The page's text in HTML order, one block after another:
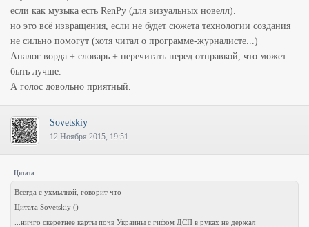
если как музыка есть RenPy (для визуальных новелл).
но это всё извращения, если не будет сюжета технологии создания
не сильно помогут (хотя читал о программе-журналисте...)
Аналог ворда + словарь + перечитать перед отправкой, что может
быть лучше.
А голос довольно приятный.
Sovetskiy
12 Ноября 2015, 19:51
Цитата
Всегда с ухмылкой, говорит что
Цитата Sovetskiy ()
...ничго скеретнее карты почв Украины с гифом ДСП в руках не держал